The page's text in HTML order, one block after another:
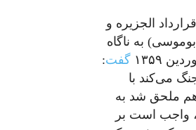
الجزیره و
به ناگاه
گفت:
می‌کند با
هم ملحق شد به
واجب است بر